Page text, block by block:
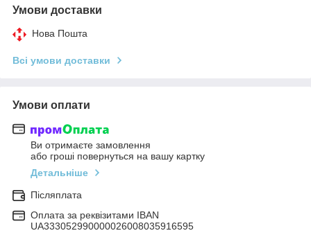
Умови доставки
Нова Пошта
Всі умови доставки
Умови оплати
Ви отримаєте замовлення
або гроші повернуться на вашу картку
Детальніше
Післяплата
Оплата за реквізитами IBAN
UA333052990000026008035916595